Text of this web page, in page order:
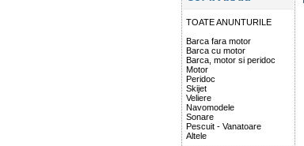
TOATE ANUNTURILE
Barca fara motor
Barca cu motor
Barca, motor si peridoc
Motor
Peridoc
Skijet
Veliere
Navomodele
Sonare
Pescuit - Vanatoare
Altele